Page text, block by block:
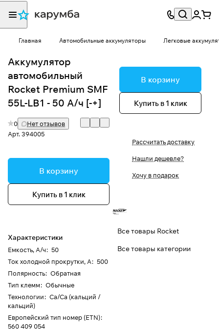
Главная Автомобильные аккумуляторы Легковые
Аккумулятор
автомобильный
Rocket Premium SMF
55L-LB1 - 50 А/ч [-+]
0
Нет отзывов
Арт.394005
В корзину
Купить в 1 клик
Характеристики
Емкость, А/ч: 50
Ток холодной прокрутки, А: 500
Полярность: Обратная
Тип клемм: Обычные
Технологии: Ca/Ca (кальций /
кальций)
Европейский тип номер (ETN):
560 409 054
В корзину
Купить в 1 клик
Рассчитать доставку
Нашли дешевле?
Хочу в подарок
Все товары Rocket
Все товары категории